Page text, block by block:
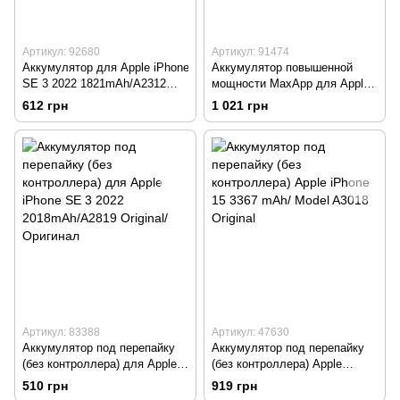
Артикул: 92680
Аккумулятор для Apple iPhone
SE 3 2022 1821mAh/A2312
Original/Оригинал
612 грн
Артикул: 91474
Аккумулятор повышенной
мощности MaxApp для Apple
iPhone SE 3 2022
2220mAh/A2312
1 021 грн
Артикул: 83388
Аккумулятор под перепайку
(без контроллера) для Apple
iPhone SE 3 2022
2018mAh/A2819 Original/
510 грн
Артикул: 47630
Аккумулятор под перепайку
(без контроллера) Apple
iPhone 15 3367 mAh/ Model
A3018 Original
919 грн